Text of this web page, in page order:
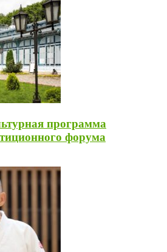
программа
форума